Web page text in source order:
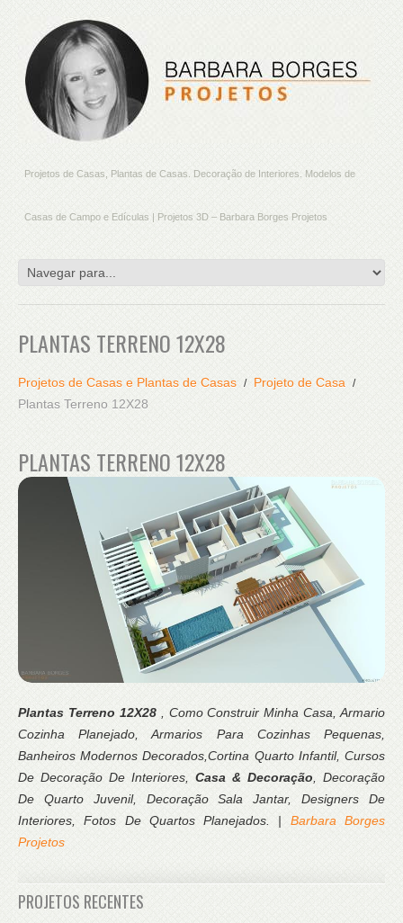
Projetos de Casas, Plantas de Casas. Decoração de Interiores. Modelos de
Casas de Campo e Edículas | Projetos 3D – Barbara Borges Projetos
PLANTAS TERRENO 12X28
Projetos de Casas e Plantas de Casas
Projeto de Casa
Plantas Terreno 12X28
PLANTAS TERRENO 12X28
Plantas Terreno 12X28 , Como Construir Minha Casa, Armario
Cozinha Planejado, Armarios Para Cozinhas Pequenas,
Banheiros Modernos Decorados,Cortina Quarto Infantil, Cursos
De Decoração De Interiores, Casa & Decoração, Decoração
De Quarto Juvenil, Decoração Sala Jantar, Designers De
Interiores, Fotos De Quartos Planejados. | Barbara Borges
Projetos
PROJETOS RECENTES